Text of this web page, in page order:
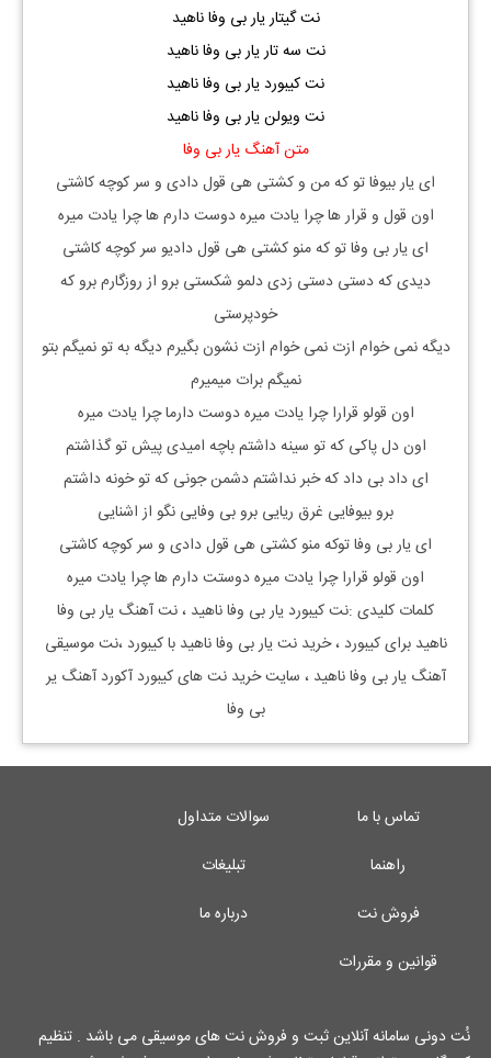
نت گیتار یار بی وفا ناهید
نت سه تار یار بی وفا ناهید
نت کیبورد یار بی وفا ناهید
نت ویولن یار بی وفا ناهید
متن آهنگ یار بی وفا
ای یار بیوفا تو که من و کشتی هی قول دادی و سر کوچه کاشتی
اون قول و قرار ها چرا یادت میره دوست دارم ها چرا یادت میره
ای یار بی وفا تو که منو کشتی هی قول دادیو سر کوچه کاشتی
دیدی که دستی دستی زدی دلمو شکستی برو از روزگارم برو که
خودپرستی
دیگه نمی خوام ازت نمی خوام ازت نشون بگیرم دیگه به تو نمیگم بتو
نمیگم برات میمیرم
اون قولو قرارا چرا یادت میره دوست دارما چرا یادت میره
اون دل پاکی که تو سینه داشتم باچه امیدی پیش تو گذاشتم
ای داد بی داد که خبر نداشتم دشمن جونی که تو خونه داشتم
برو بیوفایی غرق ریایی برو بی وفایی نگو از اشنایی
ای یار بی وفا توکه منو کشتی هی قول دادی و سر کوچه کاشتی
اون قولو قرارا چرا یادت میره دوستت دارم ها چرا یادت میره
کلمات کلیدی :نت کیبورد یار بی وفا ناهید ، نت آهنگ یار بی وفا
ناهید برای کیبورد ، خرید نتیار بی وفا ناهید با کیبورد ،نت موسیقی
آهنگ یار بی وفا ناهید ، سایت خرید نت های کیبورد آکورد آهنگ یر
بی وفا
تماس با ما
سوالات متداول
راهنما
تبلیغات
فروش نت
درباره ما
قوانین و مقررات
نُت دونی سامانه آنلاین ثبت و فروش نت های موسیقی می باشد . تنظیم